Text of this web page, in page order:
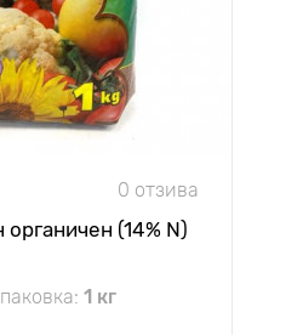
0 отзива
(14% N)
1 кг